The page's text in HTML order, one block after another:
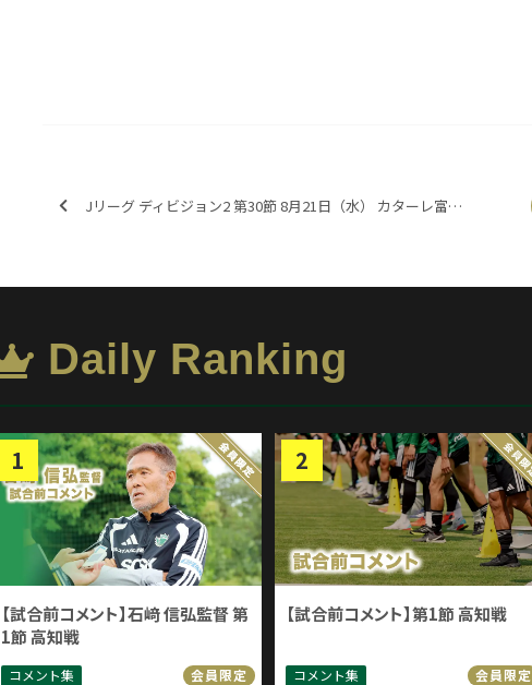
Jリーグ ディビジョン2 第30節 8月21日（水） カターレ富山 0-1 松本山雅FC
Daily Ranking
【試合前コメント】石﨑 信弘監督 第
1節 高知戦
コメント集 会員限定
【試合前コメント】第1節 高知戦
コメント集 会員限定